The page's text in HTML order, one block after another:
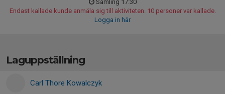
Samling 17:30
Endast kallade kunde anmäla sig till aktiviteten. 10 personer var kallade.
Logga in här
Laguppställning
Carl Thore Kowalczyk